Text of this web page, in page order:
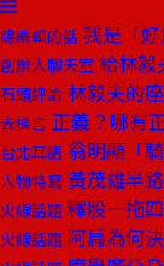
總編輯的話 我是「
創辦人聊天室 給林毅
石頭評論 林毅夫的
去梯言 正義？哪有
台北耳語 翁明顯「
人物特寫 黃茂雄半
火線話題 釋股一拖
火線話題 阿扁為何